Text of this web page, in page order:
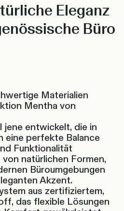
Eleganz
Büro
Materialien
Mentha von
jene entwickelt, die in
eine perfekte Balance
Funktionalität
natürlichen Formen,
Büroumgebungen
Akzent.
aus zertifiziertem,
das flexible Lösungen